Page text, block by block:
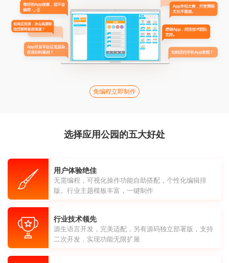
免编程立即制作
选择应用公园的五大好处
用户体验绝佳
无需编程，可视化操作功能自助搭配，个性化编辑排
版。行业主题模板丰富，一键制作
行业技术领先
源生语言开发，完美适配，另有源码独立部署版，支持
二次开发，实现功能无限扩展